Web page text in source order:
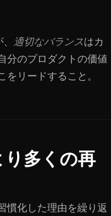
適切なバランスはカ
分のプロダクトの価値
リードすること。
多くの再
慣化した理由を繰り返